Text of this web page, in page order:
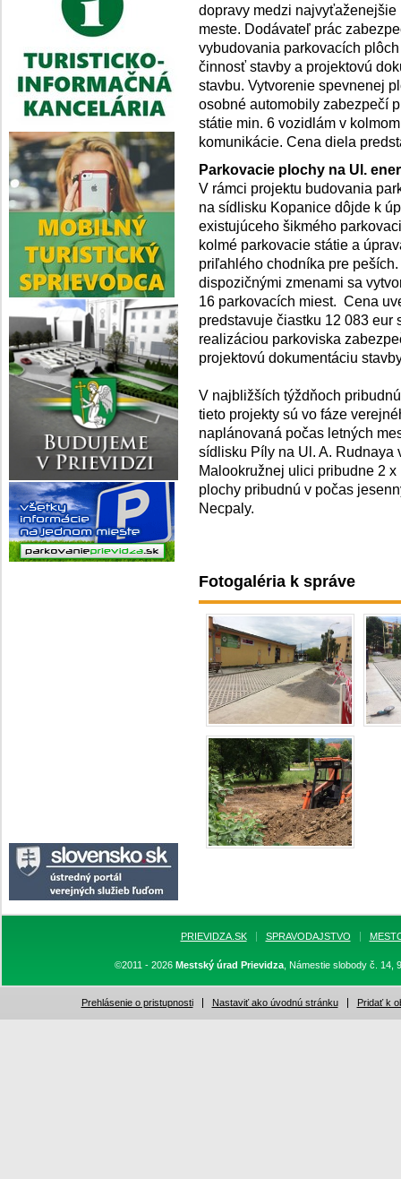
dopravy medzi najvyťaženejšie
meste. Dodávateľ prác
vybudovania parkovacích
činnosť stavby a projektovú
stavbu. Vytvorenie spevnenej
osobné automobily zabezpečí
státie min. 6 vozidlám v
komunikácie. Cena diela
Parkovacie plochy na Ul.
V rámci projektu budovania
na sídlisku Kopanice dôjde k
existujúceho šikmého
kolmé parkovacie státie a
priľahlého chodníka pre
dispozičnými zmenami sa
16 parkovacích miest. Cena
predstavuje čiastku 12 083
realizáciou parkoviska
projektovú dokumentáciu
V najbližších týždňoch
tieto projekty sú vo fáze
naplánovaná počas letných
sídlisku Píly na Ul. A.
Malookružnej ulici pribudne 2
plochy pribudnú v počas
Necpaly.
Fotogaléria k správe
PRIEVIDZA.SK SPRAVODAJSTVO
©2011 - 2026 Mestský úrad Prievidza, Námestie slobody č. 14,
Prehlásenie o pristupnosti Nastaviť ako úvodnú stránku Pridať k